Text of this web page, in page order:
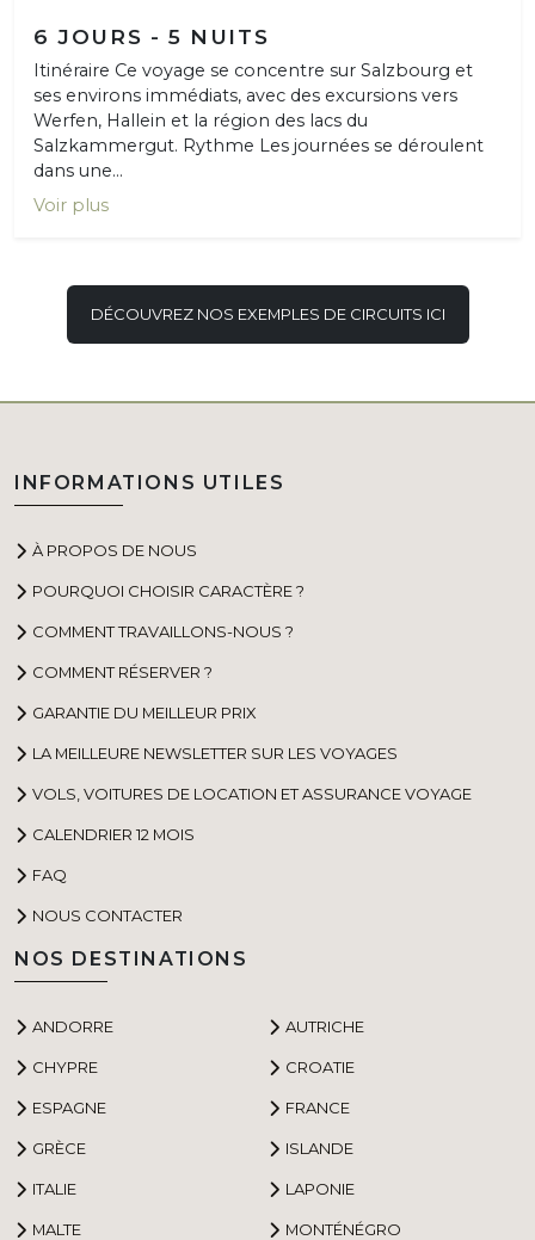
6 JOURS - 5 NUITS
Itinéraire Ce voyage se concentre sur Salzbourg et
ses environs immédiats, avec des excursions vers
Werfen, Hallein et la région des lacs du
Salzkammergut. Rythme Les journées se déroulent
dans une...
Voir plus
DÉCOUVREZ NOS EXEMPLES DE CIRCUITS ICI
INFORMATIONS UTILES
À PROPOS DE NOUS
POURQUOI CHOISIR CARACTÈRE ?
COMMENT TRAVAILLONS-NOUS ?
COMMENT RÉSERVER ?
GARANTIE DU MEILLEUR PRIX
LA MEILLEURE NEWSLETTER SUR LES VOYAGES
VOLS, VOITURES DE LOCATION ET ASSURANCE VOYAGE
CALENDRIER 12 MOIS
FAQ
NOUS CONTACTER
NOS DESTINATIONS
ANDORRE AUTRICHE
CHYPRE CROATIE
ESPAGNE FRANCE
GRÈCE ISLANDE
ITALIE LAPONIE
MALTE MONTÉNÉGRO